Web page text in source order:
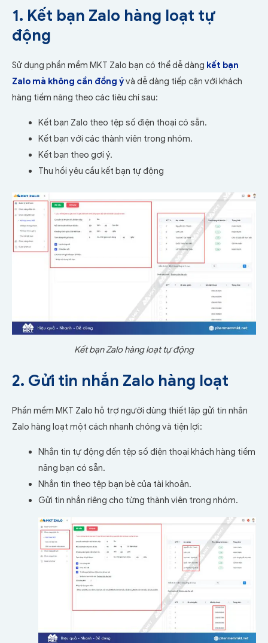
1. Kết bạn Zalo hàng loạt tự
động
Sử dụng phần mềm MKT Zalo bạn có thể dễ dàng kết bạn
Zalo mà không cần đồng ývà dễ dàng tiếp cận với khách
hàng tiềm năng theo các tiêu chí sau:
Kết bạn Zalo theo tệp số điện thoại có sẵn.
Kết bạn với các thành viên trong nhóm.
Kết bạn theo gợi ý.
Thu hồi yêu cầu kết bạn tự động
Kết bạn Zalo hàng loạt tự động
2. Gửi tin nhắn Zalo hàng loạt
Phần mềm MKT Zalo hỗ trợ người dùng thiết lập gửi tin nhắn
Zalo hàng loạt một cách nhanh chóng và tiện lợi:
Nhắn tin tự động đến tệp số điện thoại khách hàng tiềm
năng bạn có sẵn.
Nhắn tin theo tệp bạn bè của tài khoản.
Gửi tin nhắn riêng cho từng thành viên trong nhóm.